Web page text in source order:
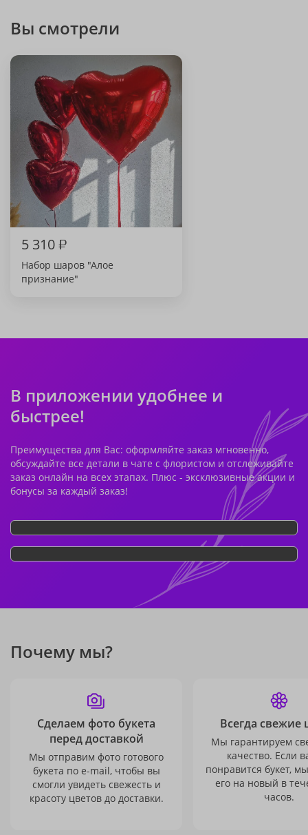
Вы смотрели
5 310₽
Набор шаров "Алое
признание"
В приложении удобнее и
быстрее!
Преимущества для Вас: оформляйте заказ мгновенно,
обсуждайте все детали в чате с флористом и отслеживайте
заказ онлайн на всех этапах. Плюс - эксклюзивные акции и
бонусы за каждый заказ!
Почему мы?
Сделаем фото букета
перед доставкой
Мы отправим фото готового
букета по e-mail, чтобы вы
смогли увидеть свежесть и
красоту цветов до доставки.
Всегда свежие
Мы гарантируем
качество. Если
понравится букет,
его на новый в
часов.